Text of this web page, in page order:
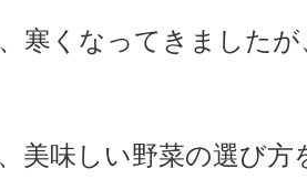
寒くなってきました
美味しい野菜の選び